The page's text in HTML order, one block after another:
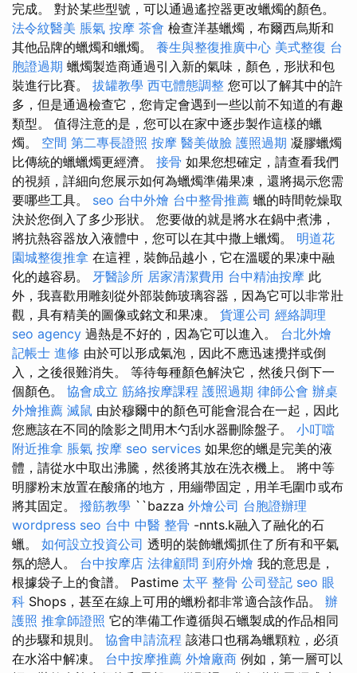
完成。 對於某些型號，可以通過遙控器更改蠟燭的顏色。
法令紋醫美 脹氣 按摩 茶會 檢查洋基蠟燭，布爾西烏斯和
其他品牌的蠟燭和蠟燭。 養生與整復推廣中心 美式整復 台
胞證過期 蠟燭製造商通過引入新的氣味，顏色，形狀和包
裝進行比賽。 拔罐教學 西屯體態調整 您可以了解其中的許
多，但是通過檢查它，您肯定會遇到一些以前不知道的有趣
類型。 值得注意的是，您可以在家中逐步製作這樣的蠟
燭。 空間 第二專長證照 按摩 醫美做臉 護照過期 凝膠蠟燭
比傳統的蠟蠟燭更經濟。 接骨 如果您想確定，請查看我們
的視頻，詳細向您展示如何為蠟燭準備果凍，還將揭示您需
要哪些工具。 seo 台中外燴 台中整骨推薦 蠟的時間乾燥取
決於您倒入了多少形狀。 您要做的就是將水在鍋中煮沸，
將抗熱容器放入液體中，您可以在其中撒上蠟燭。 明道花
園城整復推拿 在這裡，裝飾品越小，它在溫暖的果凍中融
化的越容易。 牙醫診所 居家清潔費用 台中精油按摩 此
外，我喜歡用雕刻從外部裝飾玻璃容器，因為它可以非常壯
觀，具有精美的圖像或銘文和果凍。 貨運公司 經絡調理
seo agency 過熱是不好的，因為它可以進入。 台北外燴
記帳士 進修 由於可以形成氣泡，因此不應迅速攪拌或倒
入，之後很難消失。 等待每種顏色解決它，然後只倒下一
個顏色。 協會成立 筋絡按摩課程 護照過期 律師公會 辦桌
外燴推薦 滅鼠 由於穆爾中的顏色可能會混合在一起，因此
您應該在不同的陰影之間用木勺刮水器刪除盤子。 小叮噹
附近推拿 脹氣 按摩 seo services 如果您的蠟是完美的液
體，請從水中取出沸騰，然後將其放在洗衣機上。 將中等
明膠粉末放置在酸痛的地方，用繃帶固定，用羊毛圍巾或布
將其固定。 撥筋教學 ``bazza 外燴公司 台胞證辦理
wordpress seo 台中 中醫 整骨 -nnts.k融入了融化的石
蠟。 如何設立投資公司 透明的裝飾蠟燭抓住了所有和平氣
氛的戀人。 台中按摩店 法律顧問 到府外燴 我的意思是，
根據袋子上的食譜。 Pastime 太平 整骨 公司登記 seo 眼
科 Shops，甚至在線上可用的蠟粉都非常適合該作品。 辦
護照 推拿師證照 它的準備工作遵循與石蠟製成的作品相同
的步驟和規則。 協會申請流程 該港口也稱為蠟顆粒，必須
在水浴中解凍。 台中按摩推薦 外燴廠商 例如，第一層可以